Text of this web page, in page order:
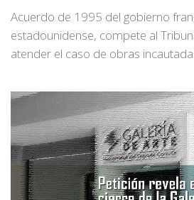
Acuerdo de 1995 del gobierno
estadounidense, compete al
atender el caso de obras